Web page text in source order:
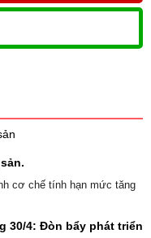
cơ chế tính hạn mức tăng
30/4: Đòn bẩy phát triển